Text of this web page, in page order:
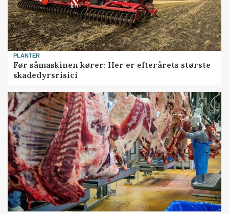
PLANTER
Før såmaskinen kører: Her er efterårets største
skadedyrsrisici